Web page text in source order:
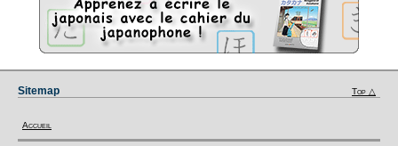
Sitemap Top △
Accueil